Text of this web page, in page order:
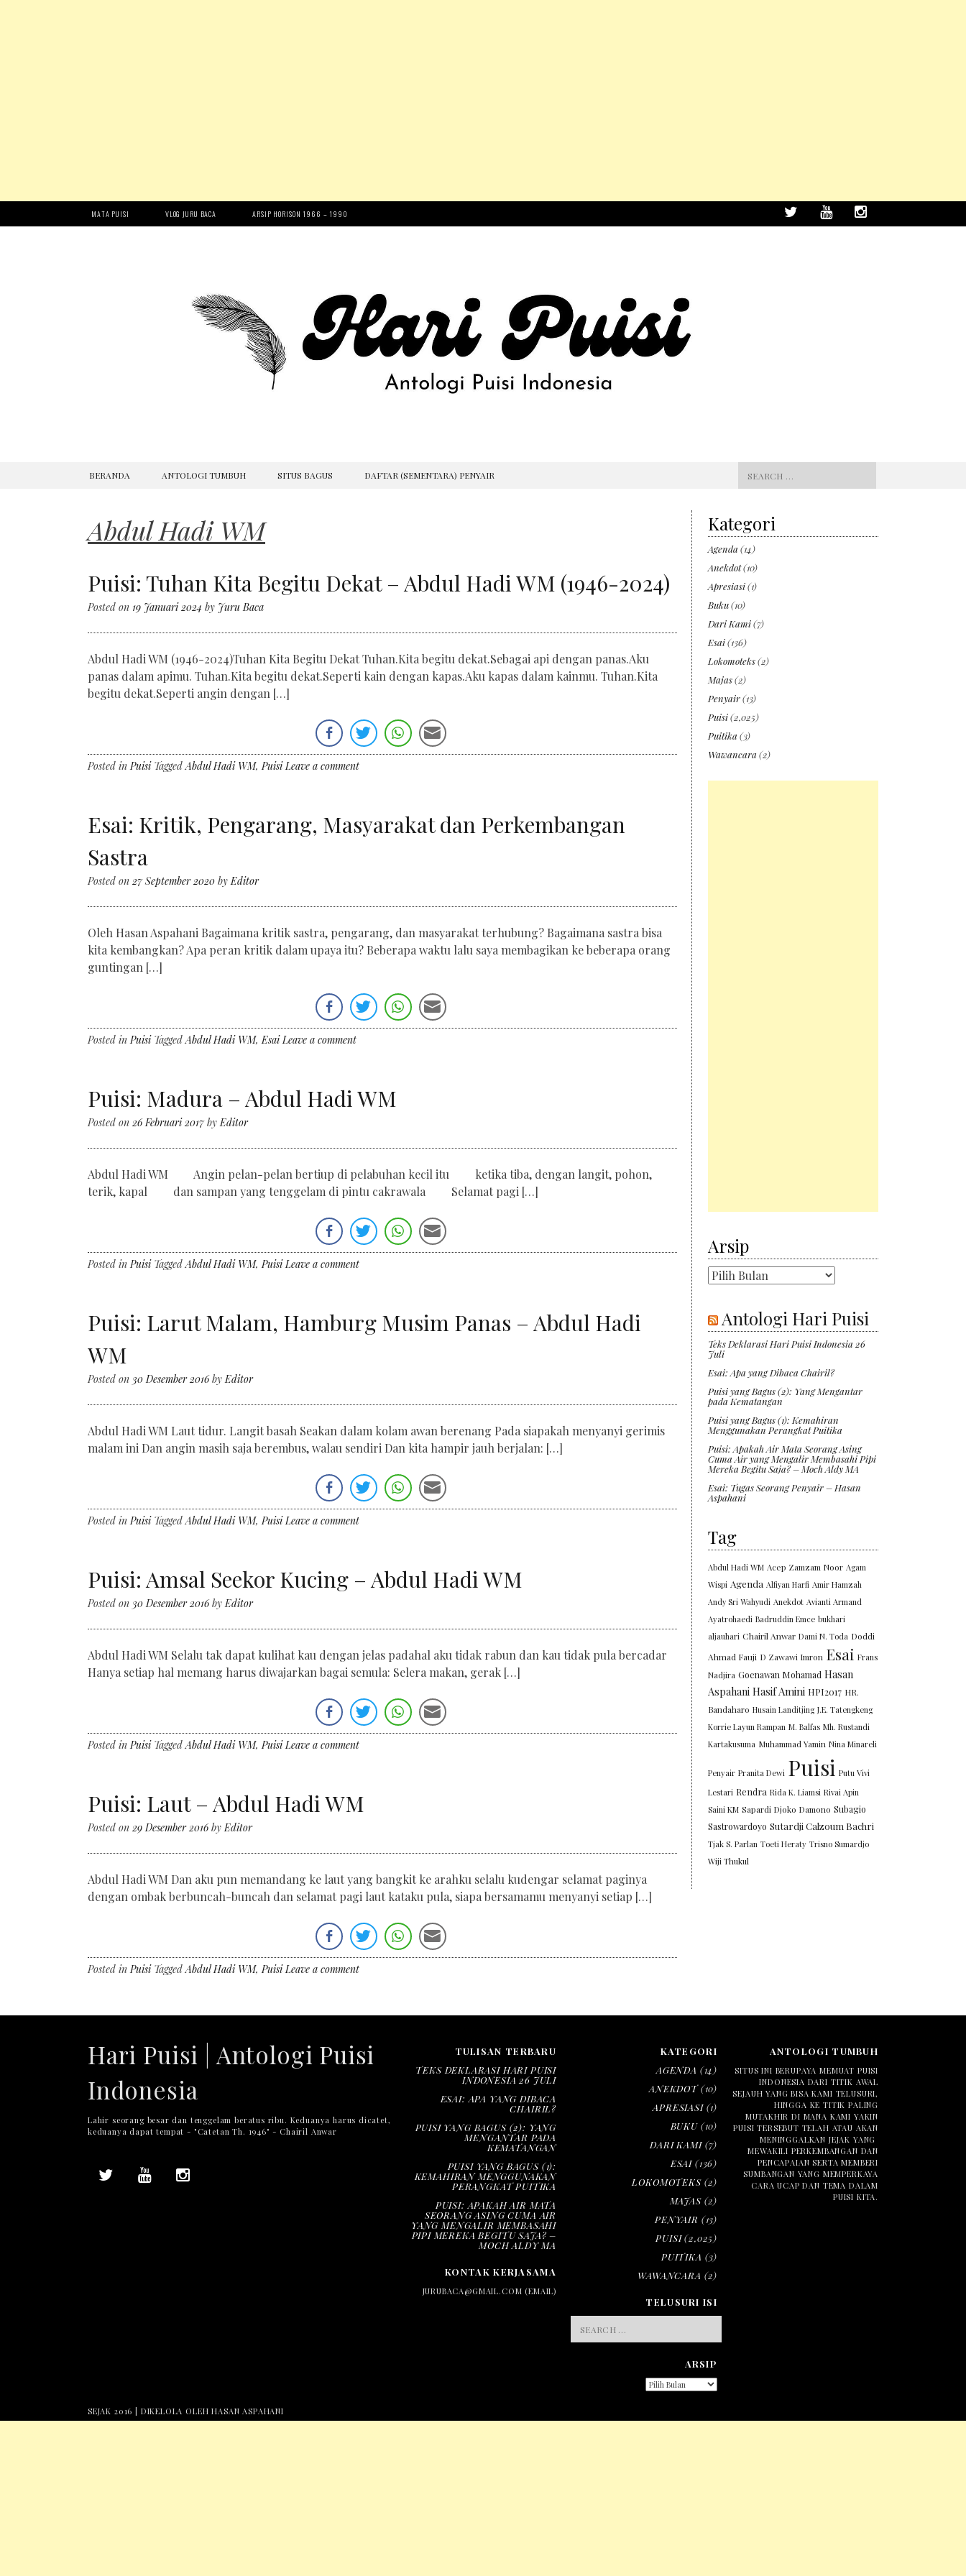
MATA PUISI VLOG JURU BACA ARSIP HORISON 1966 – 1990
SKIP
BERANDA ANTOLOGI TUMBUH SITUS BAGUS DAFTAR (SEMENTARA) PENYAIR
Search
for:
Abdul Hadi WM
Puisi: Tuhan Kita Begitu Dekat – Abdul Hadi WM (1946-2024)
Posted on 19 Januari 2024 by Juru Baca
Abdul Hadi WM (1946-2024)Tuhan Kita Begitu Dekat Tuhan.Kita begitu dekat.Sebagai api dengan panas.Aku
panas dalam apimu. Tuhan.Kita begitu dekat.Seperti kain dengan kapas.Aku kapas dalam kainmu. Tuhan.Kita
begitu dekat.Seperti angin dengan […]
Posted inPuisi TaggedAbdul Hadi WM,Puisi Leave a comment
Esai: Kritik, Pengarang, Masyarakat dan Perkembangan
Sastra
Posted on 27 September 2020 byEditor
Oleh Hasan Aspahani Bagaimana kritik sastra, pengarang, dan masyarakat terhubung? Bagaimana sastra bisa
kita kembangkan? Apa peran kritik dalam upaya itu? Beberapa waktu lalu saya membagikan ke beberapa orang
guntingan […]
Posted inPuisi TaggedAbdul Hadi WM,Esai Leave a comment
Puisi: Madura – Abdul Hadi WM
Posted on 26 Februari 2017byEditor
Abdul Hadi WM Angin pelan-pelan bertiup di pelabuhan kecil itu ketika tiba, dengan langit, pohon,
terik, kapal dan sampan yang tenggelam di pintu cakrawala Selamat pagi […]
Posted inPuisi TaggedAbdul Hadi WM,Puisi Leave a comment
Puisi: Larut Malam, Hamburg Musim Panas – Abdul Hadi
WM
Posted on 30 Desember 2016byEditor
Abdul Hadi WM Laut tidur. Langit basah Seakan dalam kolam awan berenang Pada siapakah menyanyi gerimis
malam ini Dan angin masih saja berembus, walau sendiri Dan kita hampir jauh berjalan: […]
Posted inPuisi TaggedAbdul Hadi WM,Puisi Leave a comment
Puisi: Amsal Seekor Kucing – Abdul Hadi WM
Posted on 30 Desember 2016byEditor
Abdul Hadi WM Selalu tak dapat kulihat kau dengan jelas padahal aku tidak rabun dan kau tidak pula bercadar
Hanya setiap hal memang harus diwajarkan bagai semula: Selera makan, gerak […]
Posted inPuisi TaggedAbdul Hadi WM,Puisi Leave a comment
Puisi: Laut – Abdul Hadi WM
Posted on 29 Desember 2016byEditor
Abdul Hadi WM Dan aku pun memandang ke laut yang bangkit ke arahku selalu kudengar selamat paginya
dengan ombak berbuncah-buncah dan selamat pagi laut kataku pula, siapa bersamamu menyanyi setiap […]
Posted inPuisi TaggedAbdul Hadi WM,Puisi Leave a comment
Kategori
Agenda (14)
Anekdot(10)
Apresiasi(1)
Buku(10)
Dari Kami(7)
Esai(136)
Lokomoteks(2)
Majas(2)
Penyair(13)
Puisi(2,025)
Puitika (3)
Wawancara (2)
Arsip
Arsip
Antologi Hari Puisi
Teks Deklarasi Hari Puisi Indonesia 26
Juli
Esai: Apa yang Dibaca Chairil?
Puisi yang Bagus (2): Yang Mengantar
pada Kematangan
Puisi yang Bagus (1): Kemahiran
Menggunakan Perangkat Puitika
Puisi: Apakah Air Mata Seorang Asing
Cuma Air yang Mengalir Membasahi Pipi
Mereka Begitu Saja? – Moch Aldy MA
Esai: Tugas Seorang Penyair – Hasan
Aspahani
Tag
Abdul Hadi WM Acep Zamzam Noor Agam
Wispi Agenda Alfiyan Harfi Amir Hamzah
Andy Sri Wahyudi Anekdot Avianti Armand
Ayatrohaedi Badruddin Emce bukhari
aljauhari Chairil Anwar Dami N. Toda Doddi
Ahmad Fauji D Zawawi Imron Esai Frans
Nadjira Goenawan Mohamad Hasan
Aspahani Hasif Amini HPI2017 HR.
Bandaharo Husain Landitjing J.E. Tatengkeng
Korrie Layun Rampan M. Balfas Mh. Rustandi
Kartakusuma Muhammad Yamin Nina Minareli
Penyair Pranita Dewi Puisi Putu Vivi
Lestari Rendra Rida K. Liamsi Rivai Apin
Saini KM Sapardi Djoko Damono Subagio
Sastrowardoyo Sutardji Calzoum Bachri
Tjak S. Parlan Toeti Heraty Trisno Sumardjo
Wiji Thukul
Hari Puisi | Antologi Puisi
Indonesia
Lahir seorang besar dan tenggelam beratus ribu. Keduanya harus dicatet,
keduanya dapat tempat - "Catetan Th. 1946" - Chairil Anwar
TULISAN TERBARU
TEKS DEKLARASI HARI PUISI
INDONESIA 26 JULI
ESAI: APA YANG DIBACA
CHAIRIL?
PUISI YANG BAGUS (2): YANG
MENGANTAR PADA
KEMATANGAN
PUISI YANG BAGUS (1):
KEMAHIRAN MENGGUNAKAN
PERANGKAT PUITIKA
PUISI: APAKAH AIR MATA
SEORANG ASING CUMA AIR
YANG MENGALIR MEMBASAHI
PIPI MEREKA BEGITU SAJA? –
MOCH ALDY MA
KONTAK KERJASAMA
JURUBACA@GMAIL.COM (EMAIL)
KATEGORI
AGENDA (14)
ANEKDOT(10)
APRESIASI(1)
BUKU(10)
DARI KAMI(7)
ESAI (136)
LOKOMOTEKS(2)
MAJAS(2)
PENYAIR (13)
PUISI(2,025)
PUITIKA (3)
WAWANCARA (2)
TELUSURI ISI
FOR:
ARSIP
ARSIP
ANTOLOGI TUMBUH
SITUS INI BERUPAYA MEMUAT PUISI
INDONESIA DARI TITIK AWAL
SEJAUH YANG BISA KAMI TELUSURI,
HINGGA KE TITIK PALING
MUTAKHIR DI MANA KAMI YAKIN
PUISI TERSEBUT TELAH ATAU AKAN
MENINGGALKAN JEJAK YANG
MEWAKILI PERKEMBANGAN DAN
PENCAPAIAN SERTA MEMBERI
SUMBANGAN YANG MEMPERKAYA
CARA UCAP DAN TEMA DALAM
PUISI KITA.
SEJAK 2016 | DIKELOLA OLEH HASAN ASPAHANI